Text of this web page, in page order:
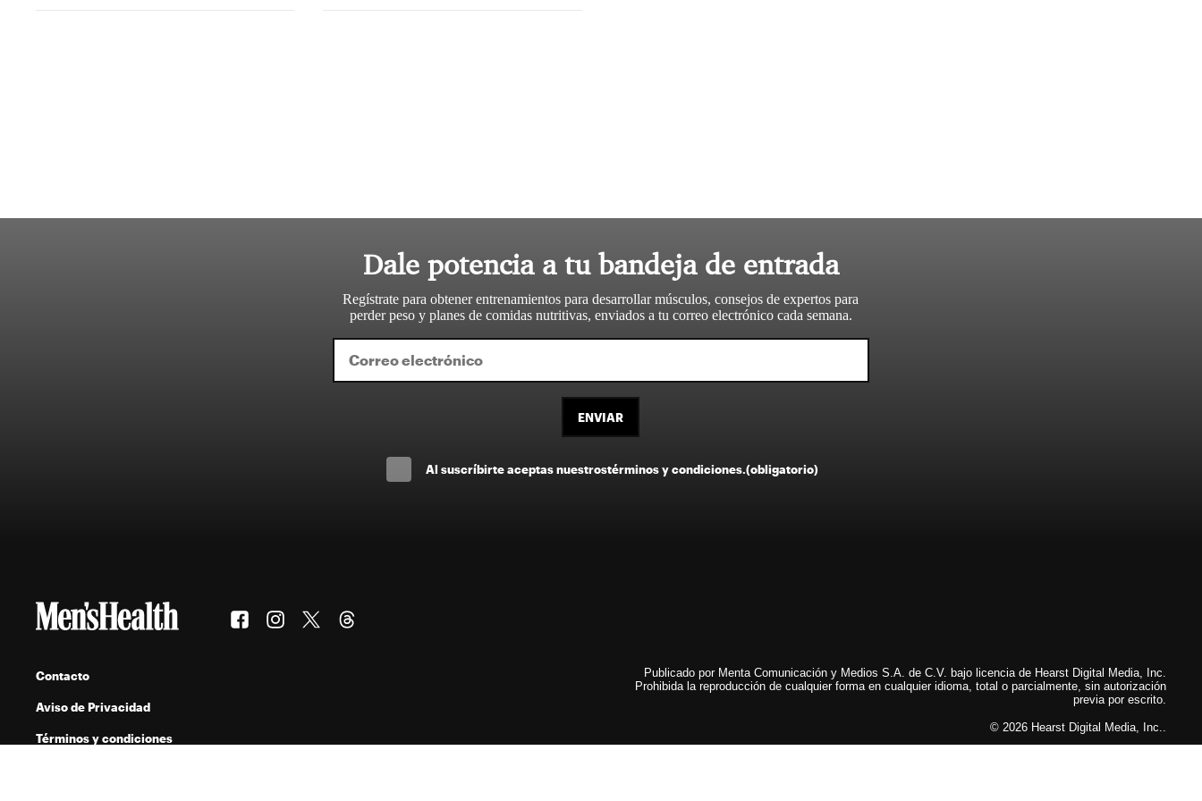
Dale potencia a tu bandeja de entrada
Regístrate para obtener entrenamientos para desarrollar músculos, consejos de expertos para
perder peso y planes de comidas nutritivas, enviados a tu correo electrónico cada semana.
ENVIAR
Al suscríbirte aceptas nuestrostérminos y condiciones.(obligatorio)
Contacto
Aviso de Privacidad
Términos y condiciones
Publicado por Menta Comunicación y Medios S.A. de C.V. bajo licencia de Hearst Digital Media, Inc.
Prohibida la reproducción de cualquier forma en cualquier idioma, total o parcialmente, sin autorización
previa por escrito.
© 2026 Hearst Digital Media, Inc..